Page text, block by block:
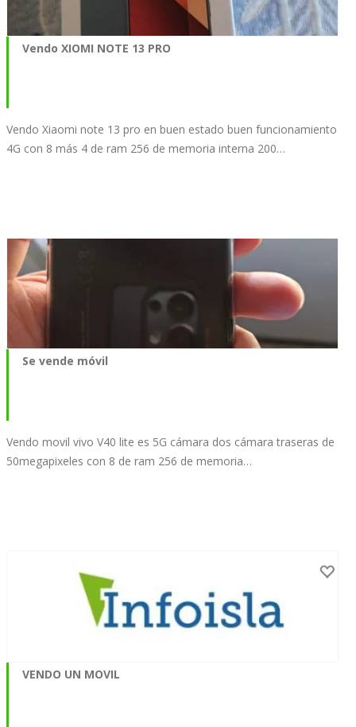
Vendo XIOMI NOTE 13 PRO
Vendo Xiaomi note 13 pro en buen estado buen funcionamiento
4G con 8 más 4 de ram 256 de memoria interna 200…
Se vende móvil
Vendo movil vivo V40 lite es 5G cámara dos cámara traseras de
50megapixeles con 8 de ram 256 de memoria…
VENDO UN MOVIL